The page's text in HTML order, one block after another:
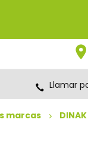
Llamar
marcas DINAK